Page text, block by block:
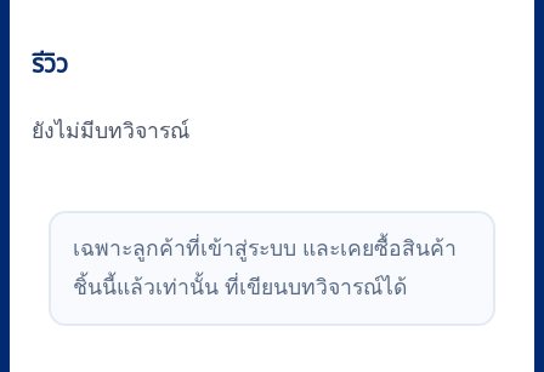
รีวิว
ยังไม่มีบทวิจารณ์
เฉพาะลูกค้าที่เข้าสู่ระบบ และเคยซื้อสินค้า
ชิ้นนี้แล้วเท่านั้น ที่เขียนบทวิจารณ์ได้